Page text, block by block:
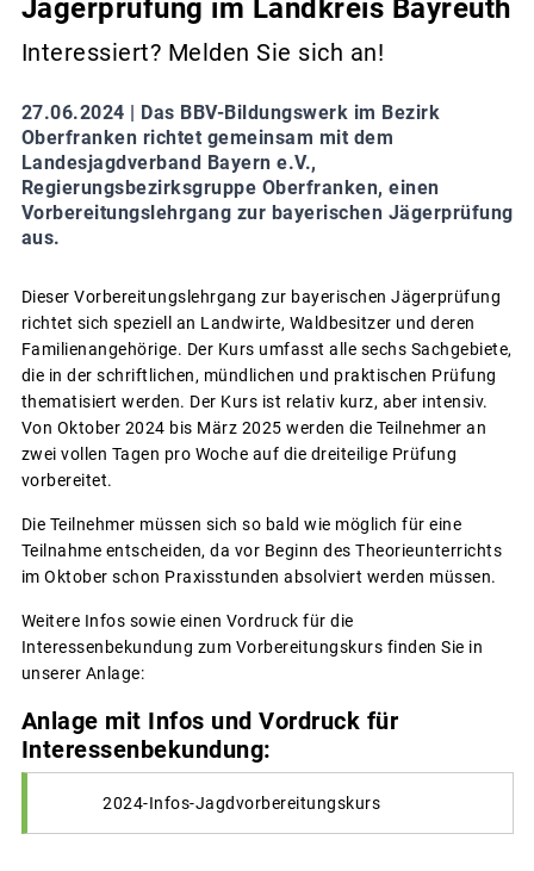
Jägerprüfung im Landkreis Bayreuth
Interessiert? Melden Sie sich an!
27.06.2024 | Das BBV-Bildungswerk im Bezirk
Oberfranken richtet gemeinsam mit dem
Landesjagdverband Bayern e.V.,
Regierungsbezirksgruppe Oberfranken, einen
Vorbereitungslehrgang zur bayerischen Jägerprüfung
aus.
Dieser Vorbereitungslehrgang zur bayerischen Jägerprüfung
richtet sich speziell an Landwirte, Waldbesitzer und deren
Familienangehörige. Der Kurs umfasst alle sechs Sachgebiete,
die in der schriftlichen, mündlichen und praktischen Prüfung
thematisiert werden. Der Kurs ist relativ kurz, aber intensiv.
Von Oktober 2024 bis März 2025 werden die Teilnehmer an
zwei vollen Tagen pro Woche auf die dreiteilige Prüfung
vorbereitet.
Die Teilnehmer müssen sich so bald wie möglich für eine
Teilnahme entscheiden, da vor Beginn des Theorieunterrichts
im Oktober schon Praxisstunden absolviert werden müssen.
Weitere Infos sowie einen Vordruck für die
Interessenbekundung zum Vorbereitungskurs finden Sie in
unserer Anlage:
Anlage mit Infos und Vordruck für
Interessenbekundung:
2024-Infos-Jagdvorbereitungskurs